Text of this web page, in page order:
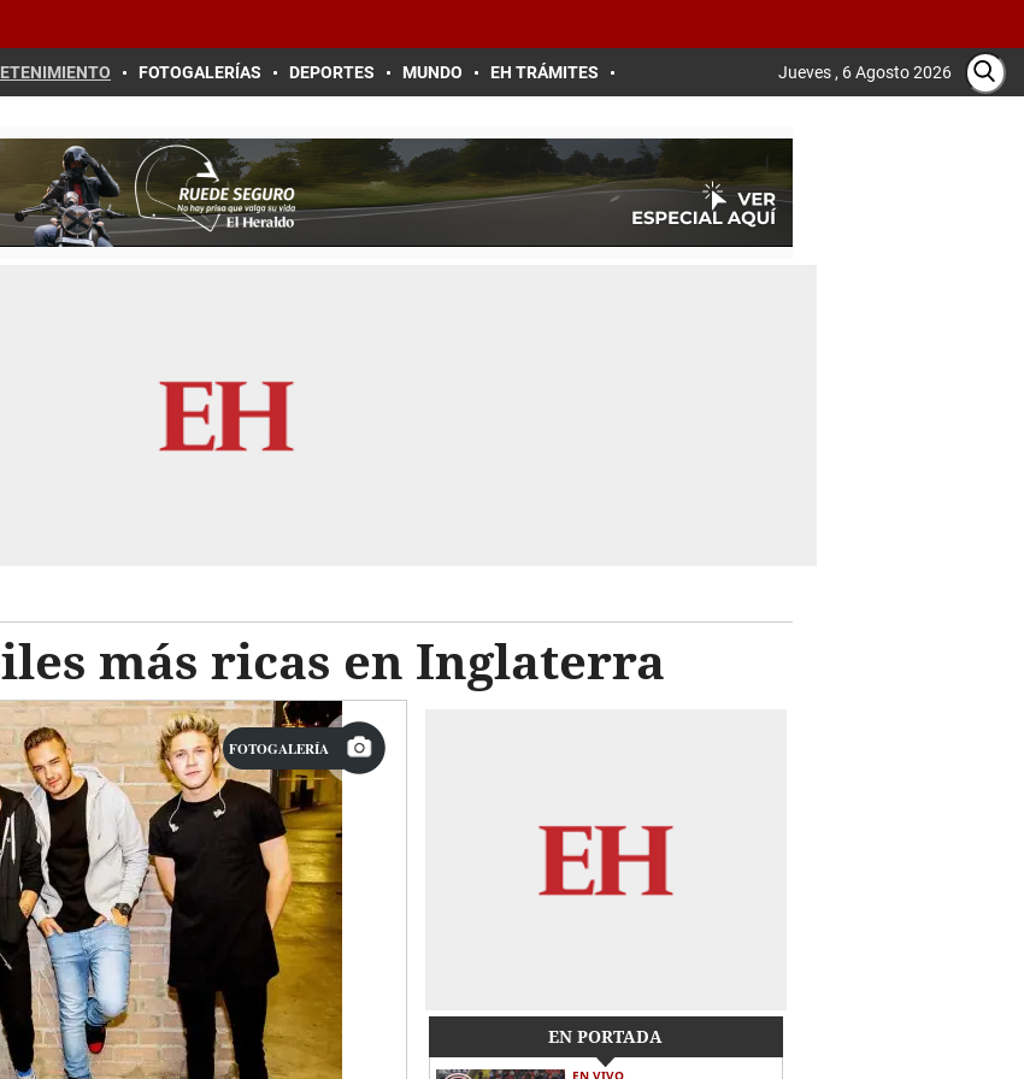
FOTOGALERÍAS DEPORTES MUNDO EH TRÁMITES Jueves , 6 Agosto 2026
más ricas en Inglaterra
FOTOGALERÍA
EN PORTADA
EN VIVO